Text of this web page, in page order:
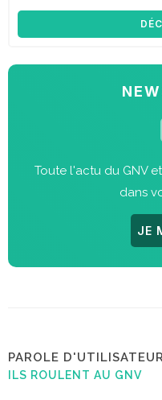
Toute l'actu du GNV
dans
JE
PAROLE
ILS ROULENT AU GNV